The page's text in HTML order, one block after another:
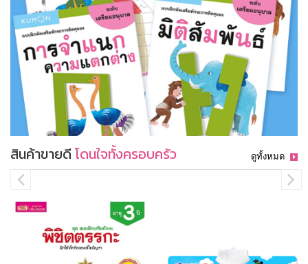
สินค้าขายดีโดนใจทั้งครอบครัว ดูทั้งหมด